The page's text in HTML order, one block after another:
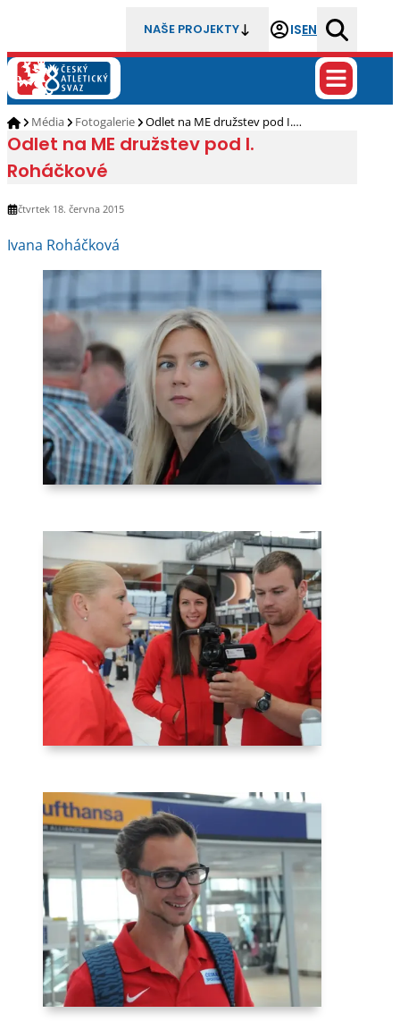
NAŠE PROJEKTY ISEN
Média Fotogalerie Odlet na ME družstev pod I.…
Odlet na ME družstev pod I.
Roháčkové
čtvrtek 18. června 2015
Ivana Roháčková